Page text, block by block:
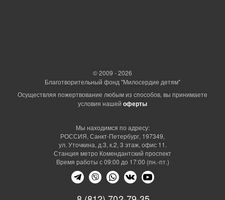
© 2009 - 2026
Благотворительный фонд "Милосердие детям"
Осуществляя пожертвование любым из способов, вы принимаете
условия нашей оферты
Мы находимся по адресу:
РОССИЯ, Санкт-Петербург, 197349,
ул. Уточкина, д.3, к.2, 3 этаж, офис 11.
Станция метро Комендантский проспект
Время работы с 09:00 до 17:00 (пн.-пт.)